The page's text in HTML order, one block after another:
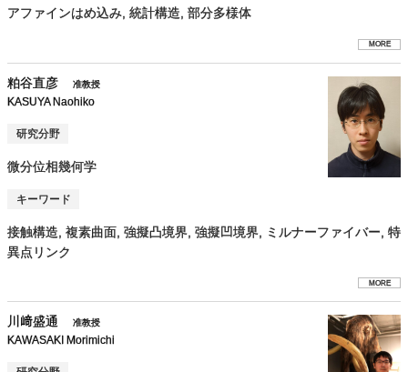
アファインはめ込み, 統計構造, 部分多様体
MORE
粕谷直彦 准教授
KASUYA Naohiko
研究分野
微分位相幾何学
キーワード
接触構造, 複素曲面, 強擬凸境界, 強擬凹境界, ミルナーファイバー, 特
異点リンク
MORE
川﨑盛通 准教授
KAWASAKI Morimichi